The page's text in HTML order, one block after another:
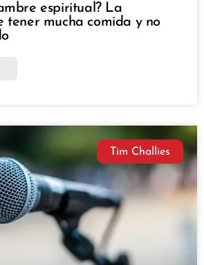
espiritual? La
tener mucha comida y no
Tim Challies